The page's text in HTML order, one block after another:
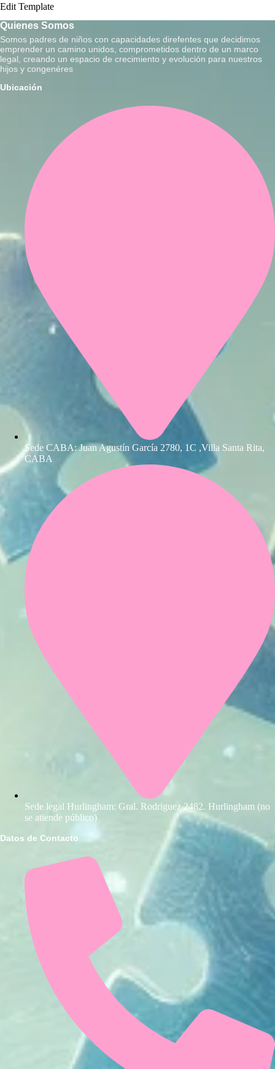
Edit Template
Quienes Somos
Somos padres de niños con capacidades direfentes que decidimos
emprender un camino unidos, comprometidos dentro de un marco
legal, creando un espacio de crecimiento y evolución para nuestros
hijos y congenéres
Ubicación
Sede CABA: Juan Agustín García 2780, 1C ,Villa Santa Rita,
CABA
Sede legal Hurlingham: Gral. Rodriguez 2482. Hurlingham (no
se atiende público)
Datos de Contacto